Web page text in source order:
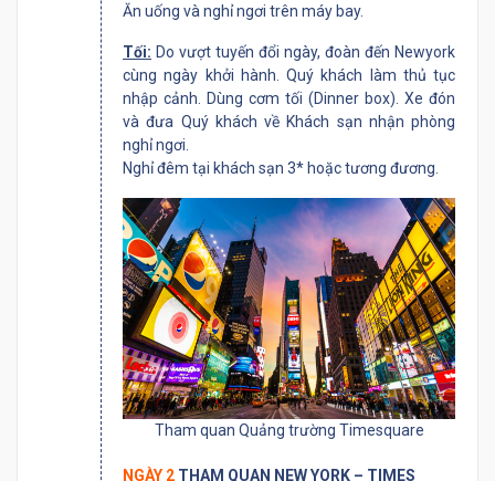
Ăn uống và nghỉ ngơi trên máy bay.
Tối: Do vượt tuyến đổi ngày, đoàn đến Newyork
cùng ngày khởi hành. Quý khách làm thủ tục
nhập cảnh. Dùng cơm tối (Dinner box). Xe đón
và đưa Quý khách về Khách sạn nhận phòng
nghỉ ngơi.
Nghỉ đêm tại khách sạn 3* hoặc tương đương.
Tham quan Quảng trường Timesquare
NGÀY 2 THAM QUAN NEW YORK – TIMES